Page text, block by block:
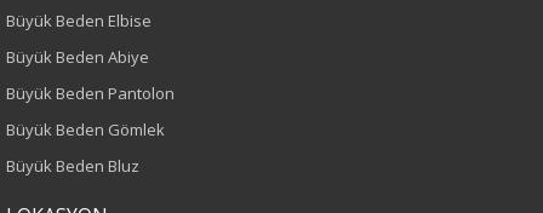
Dokuma
Düz
Büyük Beden Elbise
Büyük Beden Abiye
Büyük Beden Pantolon
Büyük Beden Gömlek
Büyük Beden Bluz